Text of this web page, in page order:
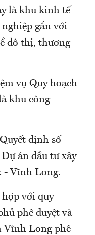
là khu kinh tế
gắn với
đô thị, thương
vụ Quy hoạch
khu công
định số
án đầu tư xây
- Vĩnh Long.
với quy
phê duyệt và
Vĩnh Long phê